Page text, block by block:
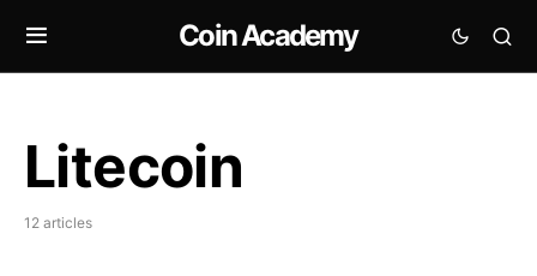
Coin Academy
Litecoin
12 articles